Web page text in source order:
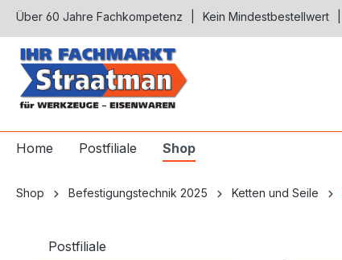
Zur Hauptnavigation springen
Über 60 Jahre Fachkompetenz Kein Mindestbestellwert
Home Postfiliale Shop
Shop Befestigungstechnik 2025 Ketten und Seile
Postfiliale